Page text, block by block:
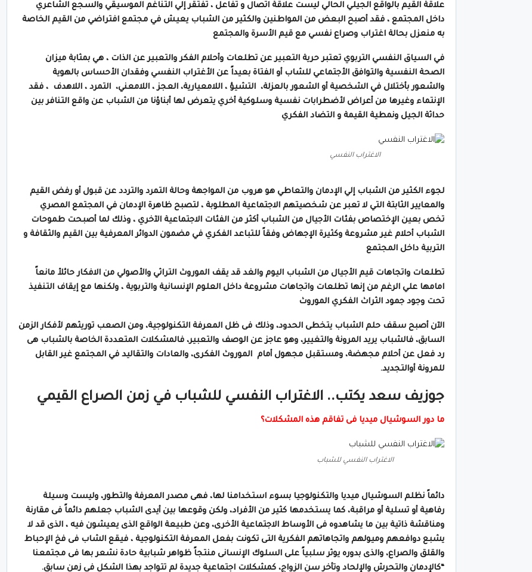
علاقة القيم بالواقع الجيلي الحالي ليست علاقة اتصال و تفاعل ، تفتقر إلي التناغم الموسيقي والسجع الشاعري
داخل المجتمع ، فقد أصبح البعض من المواطنين والكثير من الشباب يعيش في مجتمع افتراضي من القيم الخاصة
به منعزل بحالة اغتراب وصراع نفسي مع قيم الأسرة والمجتمع
في السياق النفسي التربوي تعتبر حرية التعبير عن تطلعات وأحلام الفكر والتعبير عن الذات ، هي بمثابة ميزان
الصحة النفسية والتوافق الأجتماعي للشاب أو الفتاة بعيداً عن الأغتراب النفسي وفقدان الأحساس بالهوية
والشعور بأختلال في الشخصية أو الشعور بالعزلة، التشيؤ ، اللامعيارية، العجز ، اللامعني، التمرد ، اللاهدف ، فقد
الإنتماء وغيرها من أعراض لأضطرابات نفسية وسلوكية أخري يتعرض لها أبناؤنا من الشباب عن واقع التنافر بين
حداثة الجيل ونمطية القيمة و التضاد الفكري
الاغتراب النفسي
لجوء الكثير من الشباب إلي الإدمان والتعاطي هو هروب من المواجهة وحالة التمرد والتردد عن قبول أو رفض القيم
والمعايير الثابتة التي لا تعبر عن شخصيتهم الاجتماعية المطلوبة ، لتصبح ظاهرة الإدمان في المجتمع المصري
تخص بعين الإختصاص بفئات الأجيال من الشباب أكثر من الفئات الاجتماعية الآخري ، وذلك لما أصبحت طموحات
الشباب أحلام غير مشروعة وكثيرة الإجهاض وفقاً للتباعد الفكري في مضمون الدوائر المعرفية بين القيم والثقافة و
التربية داخل المجتمع
تطلعات واتجاهات قيم الأجيال من الشباب اليوم والغد قد يقف الموروث التراثي والأصولي من الافكار حائلأ مانعاً
امامها علي الرغم من إنها تطلعات واتجاهات مشروعة داخل العلوم الإنسانية والتربوية ، ولكنها مع إيقاف التنفيذ
تحت وجود جمود الثراث الفكري الموروث
الآن أصبح سقف حلم الشباب يتخطى الحدود، وذلك فى ظل المعرفة التكنولوجية، ومن الصعب توريثهم لأفكار الزمن
السابق، فالشباب يريد المرونة والتغيير، وهو عاجز عن الوصف والتعبير، فالمشكلات المتعددة الخاصة بالشباب هى
رد فعل عن أحلام مجهضة، ومستقبل مجهول أمام الموروث الفكرى، والعادات والتقاليد في المجتمع غير القابل
للمرونة أوالتجديد.
جوزيف سعد يكتب.. الاغتراب النفسي للشباب في زمن الصراع القيمي
ما دور السوشيال ميديا فى تفاقم هذه المشكلات؟
الاغتراب النفسي للشباب
دائماً نظلم السوشيال ميديا والتكنولوجيا بسوء استخدامنا لها، فهى مصدر المعرفة والتطور، وليست وسيلة
رفاهية أو تسلية أو مراقبة، كما يستخدمها كثير من الأفراد، ولكن وقوعها بين أيدى الشباب جعلهم دائماً فى مقارنة
ومناقشة ذاتية بين ما يشاهدوه فى الأوساط الاجتماعية الأخرى، وعن طبيعة الواقع الذى يعيشون فيه ، الذى قد لا
يشبع دوافعهم وميولهم واتجاهاتهم الفكرية التى تكونت بفعل المعرفة التكنولوجية ، فيقع الشاب فى فخ الإحباط
والقلق والصراع، والذى بدوره يوثر سلبياً على السلوك الإنسانى منتجاً ظواهر شبابية حادة نشعر بها فى مجتمعنا
“كالإدمان والتحرش والإلحاد وتأخر سن الزواج، كمشكلات اجتماعية جديدة لم تتواجد بهذا الشكل فى زمن سابق.